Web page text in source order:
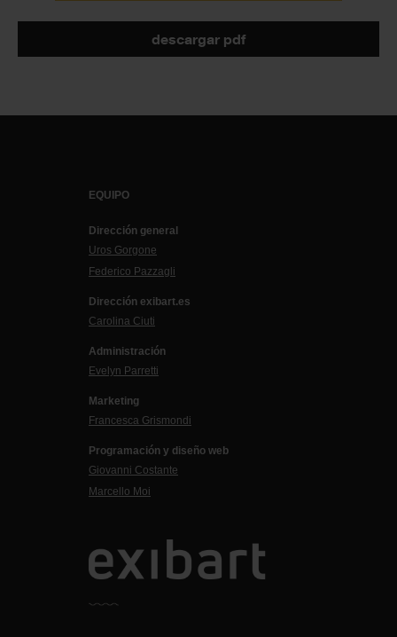
descargar pdf
EQUIPO
Dirección general
Uros Gorgone
Federico Pazzagli
Dirección exibart.es
Carolina Ciuti
Administración
Evelyn Parretti
Marketing
Francesca Grismondi
Programación y diseño web
Giovanni Costante
Marcello Moi